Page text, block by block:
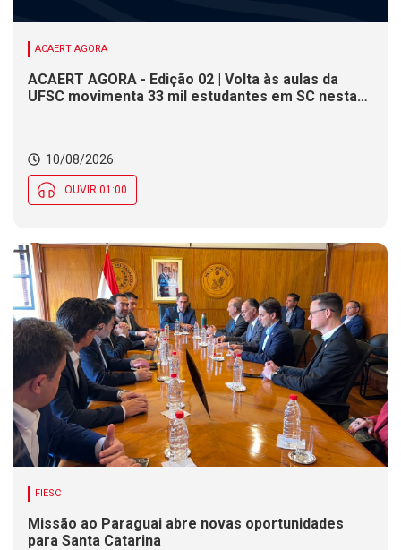
ACAERT AGORA
ACAERT AGORA - Edição 02 | Volta às aulas da
UFSC movimenta 33 mil estudantes em SC nesta
10/08/2026
OUVIR 01:00
FIESC
Missão ao Paraguai abre novas oportunidades
para Santa Catarina